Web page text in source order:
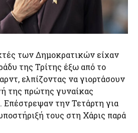
των Δημοκρατικών είχαν
της Τρίτης έξω από το
ελπίζοντας να γιορτάσουν
της πρώτης γυναίκας
την Τετάρτη για
τους στη Χάρις παρά